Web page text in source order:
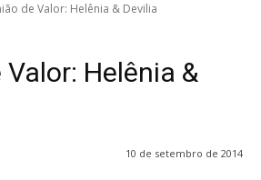
de Valor: Helênia & Devilia
Helênia &
10 de setembro de 2014